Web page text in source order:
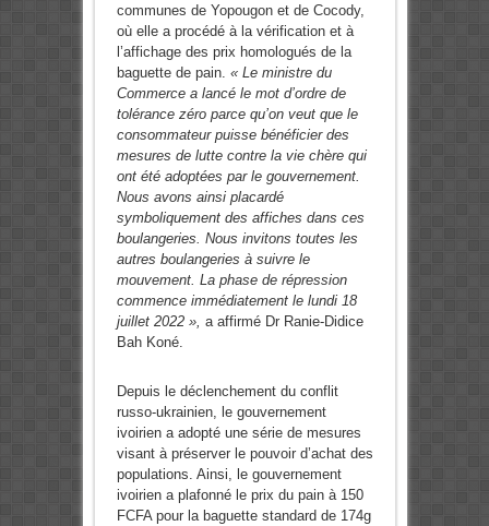
communes de Yopougon et de Cocody,
où elle a procédé à la vérification et à
l’affichage des prix homologués de la
baguette de pain. « Le ministre du
Commerce a lancé le mot d’ordre de
tolérance zéro parce qu’on veut que le
consommateur puisse bénéficier des
mesures de lutte contre la vie chère qui
ont été adoptées par le gouvernement.
Nous avons ainsi placardé
symboliquement des affiches dans ces
boulangeries. Nous invitons toutes les
autres boulangeries à suivre le
mouvement. La phase de répression
commence immédiatement le lundi 18
juillet 2022 », a affirmé Dr Ranie-Didice
Bah Koné.
Depuis le déclenchement du conflit
russo-ukrainien, le gouvernement
ivoirien a adopté une série de mesures
visant à préserver le pouvoir d’achat des
populations. Ainsi, le gouvernement
ivoirien a plafonné le prix du pain à 150
FCFA pour la baguette standard de 174g